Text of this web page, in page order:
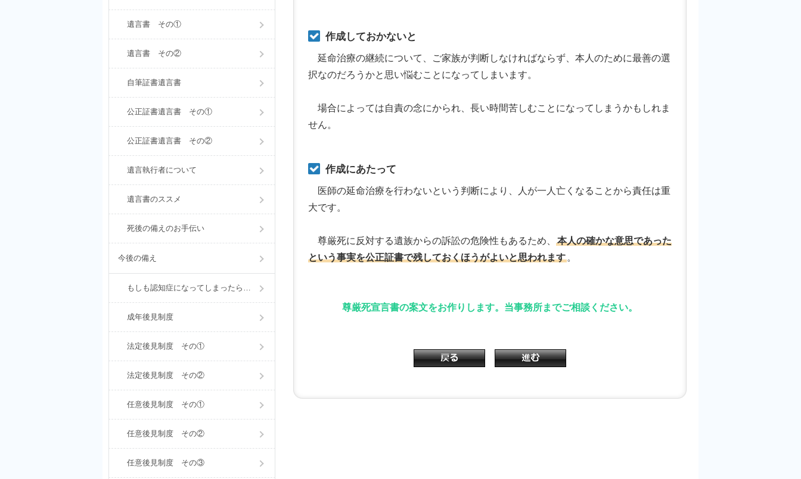
作成しておかないと
延命治療の継続について、ご家族が判断しなければならず、本人のために最善の選
択なのだろうかと思い悩むことになってしまいます。
場合によっては自責の念にかられ、長い時間苦しむことになってしまうかもしれま
せん。
作成にあたって
医師の延命治療を行わないという判断により、人が一人亡くなることから責任は重
大です。
尊厳死に反対する遺族からの訴訟の危険性もあるため、
本人の確かな意思であった
という事実を公正証書で残しておくほうがよいと思われます 。
尊厳死宣言書の案文をお作りします。当事務所までご相談ください。
遺言書 その①
遺言書 その②
自筆証書遺言書
公正証書遺言書 その①
公正証書遺言書 その②
遺言執行者について
遺言書のススメ
死後の備えのお手伝い
今後の備え
もしも認知症になってしまったら…
成年後見制度
法定後見制度 その①
法定後見制度 その②
任意後見制度 その①
任意後見制度 その②
任意後見制度 その③